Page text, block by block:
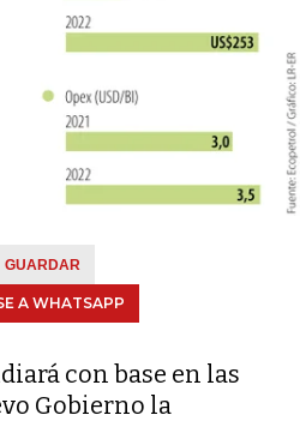
GUARDAR
A WHATSAPP
con base en las
Gobierno la